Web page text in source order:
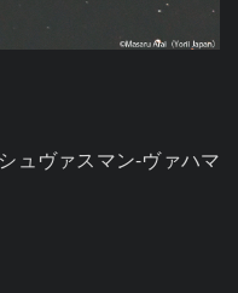
ュヴァスマン-ヴァハマ